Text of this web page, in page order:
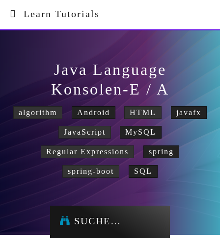
Learn Tutorials
Java Language
Konsolen-E / A
algorithm Android HTML javafx
JavaScript MySQL
Regular Expressions spring
spring-boot SQL
SUCHE…